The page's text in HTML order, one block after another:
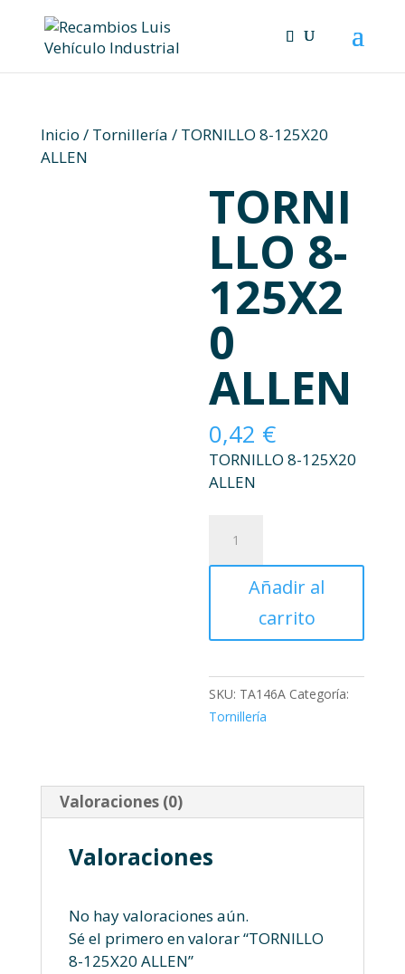
content
Inicio / Tornillería / TORNILLO 8-125X20
ALLEN
TORNI
LLO 8-
125X2
0
ALLEN
0,42 €
TORNILLO 8-125X20
ALLEN
125X20
ALLEN
cantidad
Añadir al
carrito
SKU: TA146A Categoría:
Tornillería
Valoraciones (0)
Valoraciones
No hay valoraciones aún.
Sé el primero en valorar “TORNILLO
8-125X20 ALLEN”